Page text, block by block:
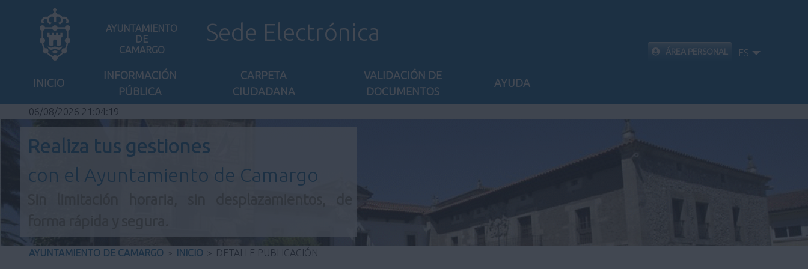
AYUNTAMIENTO
DE
CAMARGO
Sede Electrónica
INICIO
INFORMACIÓN
PÚBLICA
CARPETA
CIUDADANA
VALIDACIÓN DE
DOCUMENTOS
AYUDA
ÁREA PERSONAL ES
06/08/2026 21:04:19
Realiza tus gestiones
con el Ayuntamiento de Camargo
AYUNTAMIENTO DE CAMARGO > INICIO > DETALLE PUBLICACIÓN